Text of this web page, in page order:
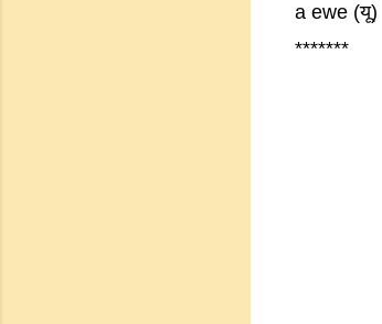
a ewe (यू)
*******